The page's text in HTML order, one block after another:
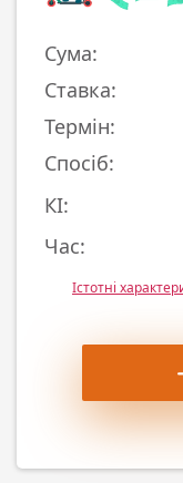
Сума:
Ставка:
Термін:
Спосіб:
КІ:
Час:
Істотні